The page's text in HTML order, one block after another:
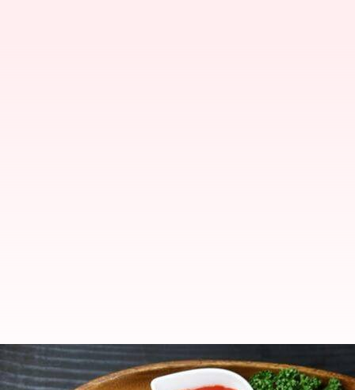
మెదడు పనితీరును దెబ్బ తీసి